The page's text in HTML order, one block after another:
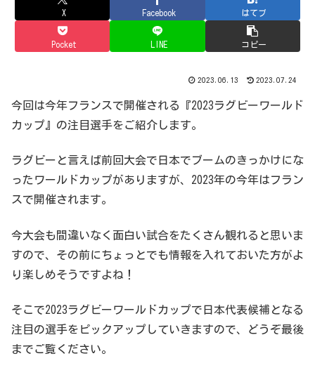
X Facebook はてブ
Pocket LINE コピー
2023.06.13 2023.07.24
今回は今年フランスで開催される『2023ラグビーワールド
カップ』の注目選手をご紹介します。
ラグビーと言えば前回大会で日本でブームのきっかけにな
ったワールドカップがありますが、2023年の今年はフラン
スで開催されます。
今大会も間違いなく面白い試合をたくさん観れると思いま
すので、その前にちょっとでも情報を入れておいた方がよ
り楽しめそうですよね！
そこで2023ラグビーワールドカップで日本代表候補となる
注目の選手をピックアップしていきますので、どうぞ最後
までご覧ください。